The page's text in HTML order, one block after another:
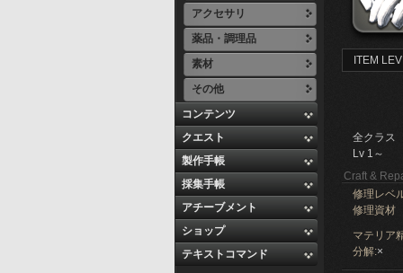
アクセサリ
薬品・調理品
素材
その他
コンテンツ
クエスト
製作手帳
採集手帳
アチーブメント
ショップ
テキストコマンド
ITEM
全クラス
Lv 1～
Craft &
修理レベ
修理資材
マテリア
分解:×